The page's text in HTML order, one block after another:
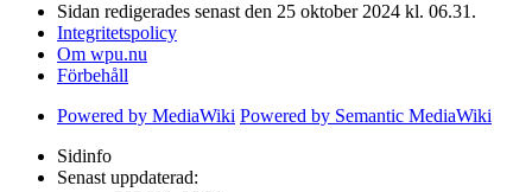
Sidan redigerades senast den 25 oktober 2024 kl. 06.31.
Integritetspolicy
Om wpu.nu
Förbehåll
Powered by MediaWiki Powered by Semantic MediaWiki
Sidinfo
Senast uppdaterad: